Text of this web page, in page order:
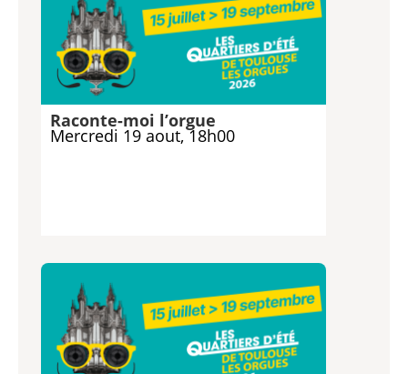
Raconte-moi l’orgue
Mercredi 19 aout, 18h00